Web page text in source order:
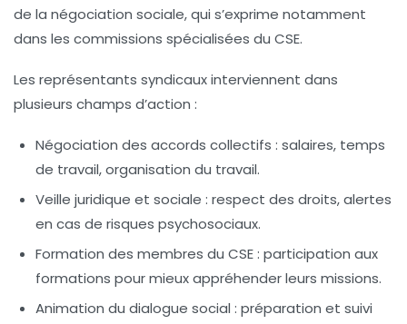
de la négociation sociale, qui s’exprime notamment
dans les commissions spécialisées du CSE.
Les représentants syndicaux interviennent dans
plusieurs champs d’action :
Négociation des accords collectifs : salaires, temps
de travail, organisation du travail.
Veille juridique et sociale : respect des droits, alertes
en cas de risques psychosociaux.
Formation des membres du CSE: participation aux
formations pour mieux appréhender leurs missions.
Animation du dialogue social : préparation et suivi